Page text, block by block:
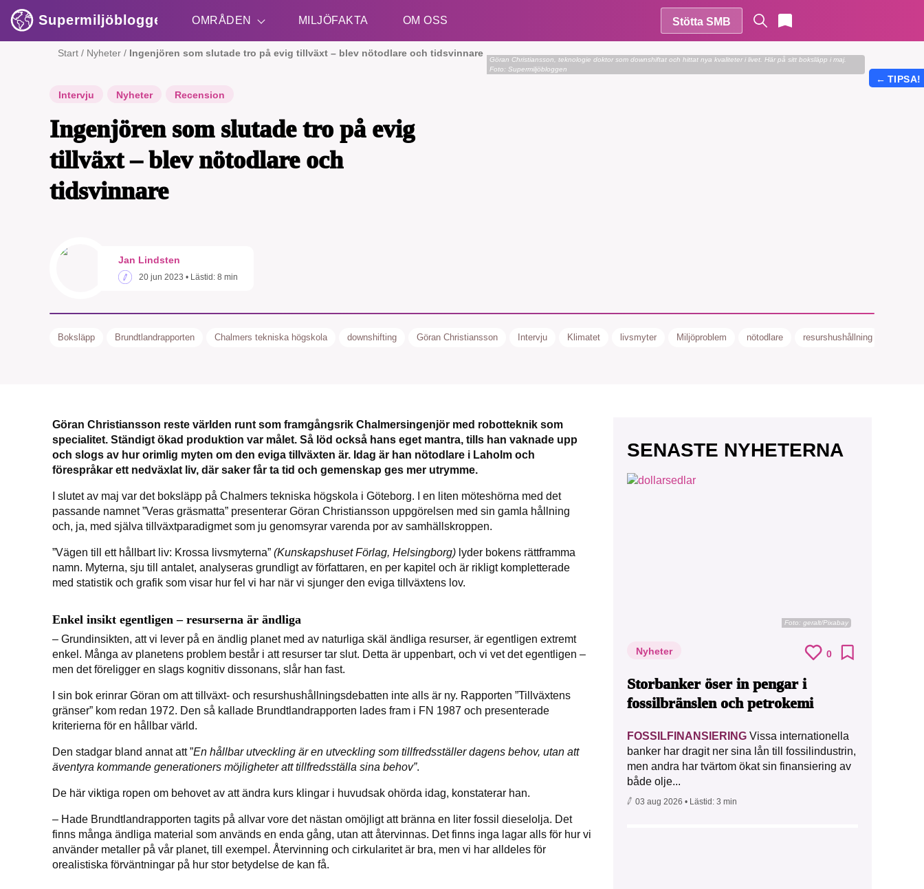
Supermiljöbloggen OMRÅDEN MILJÖFAKTA OM OSS Stötta SMB
Shift + S
Start / Nyheter / Ingenjören som slutade tro på evig tillväxt – blev nötodlare och tidsvinnare
Intervju Nyheter Recension
Ingenjören som slutade tro på evig
tillväxt – blev nötodlare och
tidsvinnare
Göran Christiansson, teknologie doktor som downshiftat och hittat nya kvaliteter i livet. Här på sitt boksläpp i maj.
Foto: Supermiljöbloggen
Jan Lindsten
20 jun 2023 • Lästid: 8 min
Boksläpp Brundtlandrapporten Chalmers tekniska högskola downshifting Göran Christiansson Intervju Klimatet livsmyter Miljöproblem nötodlare resurshushållning
Göran Christiansson reste världen runt som framgångsrik Chalmersingenjör med robotteknik som
specialitet. Ständigt ökad produktion var målet. Så löd också hans eget mantra, tills han vaknade upp
och slogs av hur orimlig myten om den eviga tillväxten är. Idag är han nötodlare i Laholm och
förespråkar ett nedväxlat liv, där saker får ta tid och gemenskap ges mer utrymme.
I slutet av maj var det boksläpp på Chalmers tekniska högskola i Göteborg. I en liten möteshörna med det
passande namnet ”Veras gräsmatta” presenterar Göran Christiansson uppgörelsen med sin gamla hållning
och, ja, med själva tillväxtparadigmet som ju genomsyrar varenda por av samhällskroppen.
”Vägen till ett hållbart liv: Krossa livsmyterna” (Kunskapshuset Förlag, Helsingborg) lyder bokens rättframma
namn. Myterna, sju till antalet, analyseras grundligt av författaren, en per kapitel och är rikligt kompletterade
med statistik och grafik som visar hur fel vi har när vi sjunger den eviga tillväxtens lov.
Enkel insikt egentligen – resurserna är ändliga
– Grundinsikten, att vi lever på en ändlig planet med av naturliga skäl ändliga resurser, är egentligen extremt
enkel. Många av planetens problem består i att resurser tar slut. Detta är uppenbart, och vi vet det egentligen –
men det föreligger en slags kognitiv dissonans, slår han fast.
I sin bok erinrar Göran om att tillväxt- och resurshushållningsdebatten inte alls är ny. Rapporten ”Tillväxtens
gränser” kom redan 1972. Den så kallade Brundtlandrapporten lades fram i FN 1987 och presenterade
kriterierna för en hållbar värld.
Den stadgar bland annat att ”En hållbar utveckling är en utveckling som tillfredsställer dagens behov, utan att
äventyra kommande generationers möjligheter att tillfredsställa sina behov”.
De här viktiga ropen om behovet av att ändra kurs klingar i huvudsak ohörda idag, konstaterar han.
– Hade Brundtlandrapporten tagits på allvar vore det nästan omöjligt att bränna en liter fossil dieselolja. Det
finns många ändliga material som används en enda gång, utan att återvinnas. Det finns inga lagar alls för hur vi
använder metaller på vår planet, till exempel. Återvinning och cirkularitet är bra, men vi har alldeles för
orealistiska förväntningar på hur stor betydelse de kan få.
SENASTE NYHETERNA
Foto: geralt/Pixabay
Nyheter 0
Storbanker öser in pengar i
fossilbränslen och petrokemi
FOSSILFINANSIERING Vissa internationella
banker har dragit ner sina lån till fossilindustrin,
men andra har tvärtom ökat sin finansiering av
både olje...
03 aug 2026 • Lästid: 3 min
← TIPSA!
1231368703